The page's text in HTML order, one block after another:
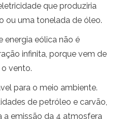
que produziria
ou uma tonelada de óleo.
energia eólica não é
infinita, porque vem de
vento.
para o meio ambiente.
de petróleo e carvão,
a emissão da 4 atmosfera